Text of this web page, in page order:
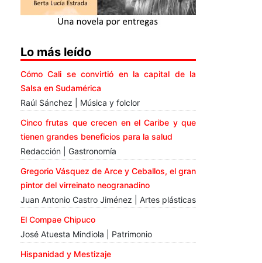
Lo más leído
Cómo Cali se convirtió en la capital de la
Salsa en Sudamérica
Raúl Sánchez | Música y folclor
Cinco frutas que crecen en el Caribe y que
tienen grandes beneficios para la salud
Redacción | Gastronomía
Gregorio Vásquez de Arce y Ceballos, el gran
pintor del virreinato neogranadino
Juan Antonio Castro Jiménez | Artes plásticas
El Compae Chipuco
José Atuesta Mindiola | Patrimonio
Hispanidad y Mestizaje